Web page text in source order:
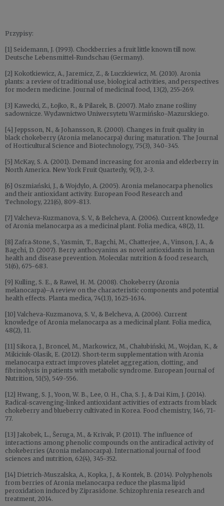
Przypisy:
[1] Seidemann, J. (1993). Chockberries a fruit little known till now.
Deutsche Lebensmittel-Rundschau (Germany).
[2] Kokotkiewicz, A., Jaremicz, Z., & Luczkiewicz, M. (2010). Aronia
plants: a review of traditional use, biological activities, and perspectives
for modern medicine. Journal of medicinal food, 13(2), 255-269.
[3] Kawecki, Z., Łojko, R., & Pilarek, B. (2007). Mało znane rośliny
sadownicze. Wydawnictwo Uniwersytetu Warmińsko-Mazurskiego.
[4] Jeppsson, N., & Johansson, R. (2000). Changes in fruit quality in
black chokeberry (Aronia melanocarpa) during maturation. The Journal
of Horticultural Science and Biotechnology, 75(3), 340-345.
[5] McKay, S. A. (2001). Demand increasing for aronia and elderberry in
North America. New York Fruit Quarterly, 9(3), 2-3.
[6] Oszmiański, J., & Wojdylo, A. (2005). Aronia melanocarpa phenolics
and their antioxidant activity. European Food Research and
Technology, 221(6), 809-813.
[7] Valcheva-Kuzmanova, S. V., & Belcheva, A. (2006). Current knowledge
of Aronia melanocarpa as a medicinal plant. Folia medica, 48(2), 11.
[8] Zafra‐Stone, S., Yasmin, T., Bagchi, M., Chatterjee, A., Vinson, J. A., &
Bagchi, D. (2007). Berry anthocyanins as novel antioxidants in human
health and disease prevention. Molecular nutrition & food research,
51(6), 675-683.
[9] Kulling, S. E., & Rawel, H. M. (2008). Chokeberry (Aronia
melanocarpa)–A review on the characteristic components and potential
health effects. Planta medica, 74(13), 1625-1634.
[10] Valcheva-Kuzmanova, S. V., & Belcheva, A. (2006). Current
knowledge of Aronia melanocarpa as a medicinal plant. Folia medica,
48(2), 11.
[11] Sikora, J., Broncel, M., Markowicz, M., Chałubiński, M., Wojdan, K., &
Mikiciuk-Olasik, E. (2012). Short-term supplementation with Aronia
melanocarpa extract improves platelet aggregation, clotting, and
fibrinolysis in patients with metabolic syndrome. European Journal of
Nutrition, 51(5), 549-556.
[12] Hwang, S. J., Yoon, W. B., Lee, O. H., Cha, S. J., & Dai Kim, J. (2014).
Radical-scavenging-linked antioxidant activities of extracts from black
chokeberry and blueberry cultivated in Korea. Food chemistry, 146, 71-
77.
[13] Jakobek, L., Šeruga, M., & Krivak, P. (2011). The influence of
interactions among phenolic compounds on the antiradical activity of
chokeberries (Aronia melanocarpa). International journal of food
sciences and nutrition, 62(4), 345-352.
[14] Dietrich-Muszalska, A., Kopka, J., & Kontek, B. (2014). Polyphenols
from berries of Aronia melanocarpa reduce the plasma lipid
peroxidation induced by Ziprasidone. Schizophrenia research and
treatment, 2014.